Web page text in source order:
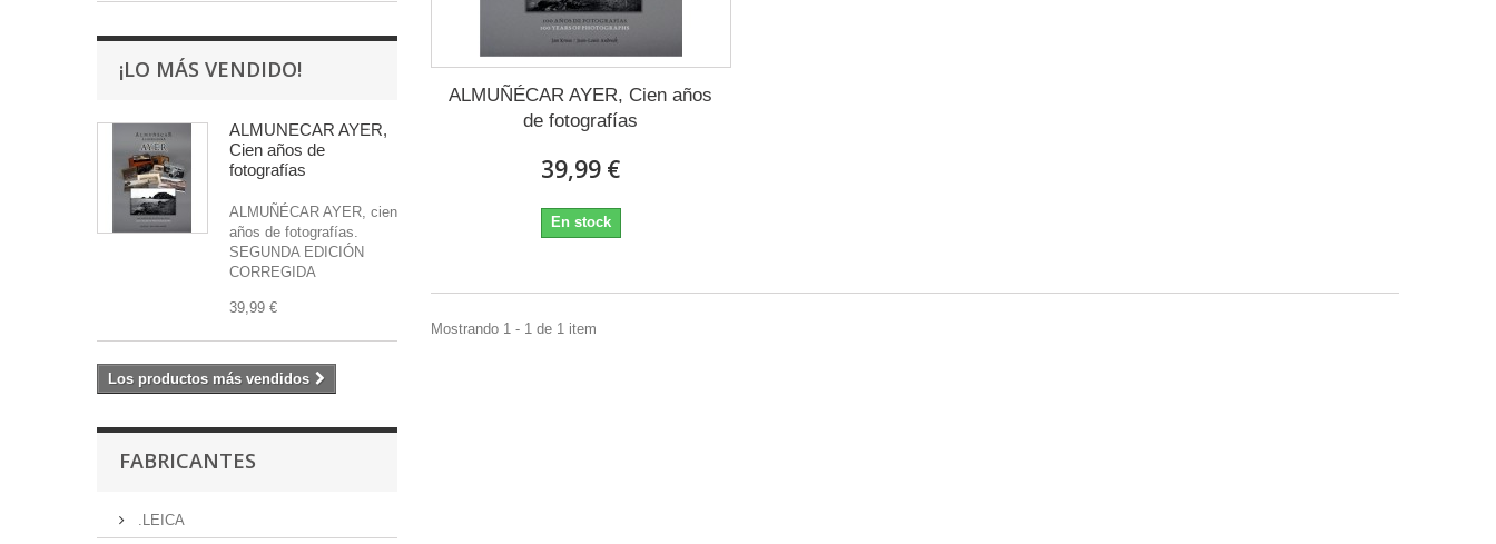
¡LO MÁS VENDIDO!
ALMUÑÉCAR AYER,
Cien años de
fotografías
ALMUÑÉCAR AYER, cien
años de fotografías.
SEGUNDA EDICIÓN
CORREGIDA
39,99 €
Los productos más vendidos
FABRICANTES
.LEICA
ALMUÑÉCAR AYER, Cien años
de fotografías
39,99 €
En stock
Mostrando 1 - 1 de 1 item